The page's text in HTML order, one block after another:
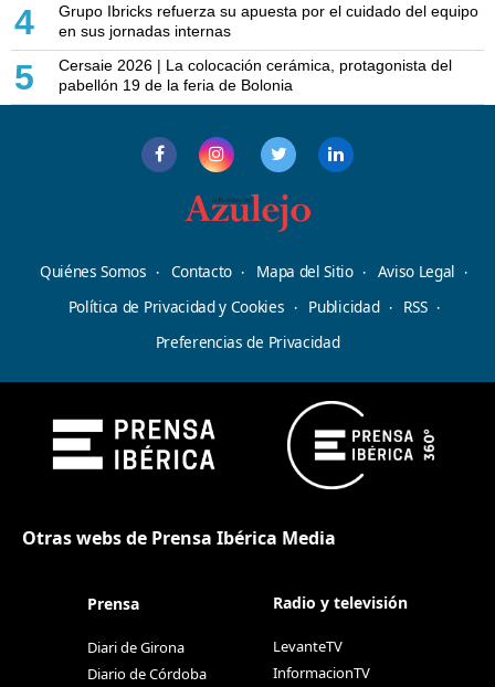
4
Grupo Ibricks refuerza su apuesta por el cuidado del equipo
en sus jornadas internas
5
Cersaie 2026 | La colocación cerámica, protagonista del
pabellón 19 de la feria de Bolonia
Quiénes Somos Contacto Mapa del Sitio
Aviso Legal
Política de Privacidad y Cookies
Publicidad
RSS
Preferencias de Privacidad
Otras webs de Prensa Ibérica Media
Prensa
Diari de Girona
Diario de Córdoba
Radio y televisión
LevanteTV
InformacionTV